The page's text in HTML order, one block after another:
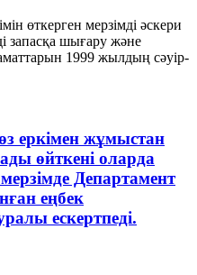
өткерген мерзімді әскери
запасқа шығару және
1999 жылдың сәуір-
еркімен жұмыстан
өйткені оларда
Департамент
еңбек
ескертпеді.